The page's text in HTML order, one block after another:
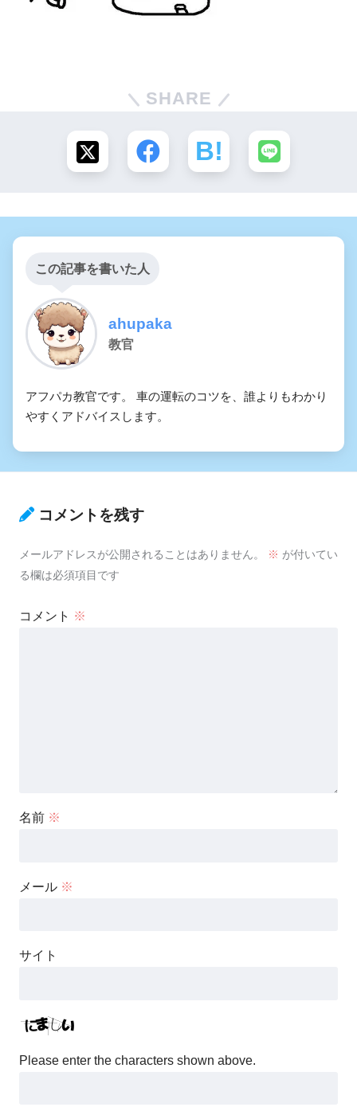
SHARE
この記事を書いた人
ahupaka
教官
アフパカ教官です。 車の運転のコツを、誰よりもわかり
やすくアドバイスします。
コメントを残す
メールアドレスが公開されることはありません。 ※ が付いてい
る欄は必須項目です
コメント ※
名前 ※
メール ※
サイト
Please enter the characters shown above.